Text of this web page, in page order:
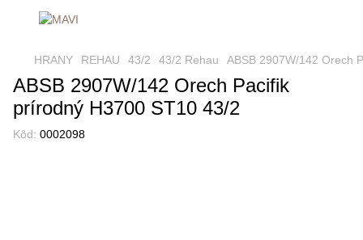
HRANY REHAU 43/2 43/2 Rehau ABSB 2907W/142 Orech
ABSB 2907W/142 Orech Pacifik
prírodný H3700 ST10 43/2
Kôd: 0002098